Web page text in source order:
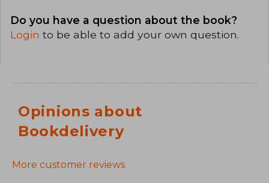
Do you have a question about the book?
Login to be able to add your own question.
Opinions about
Bookdelivery
More customer reviews